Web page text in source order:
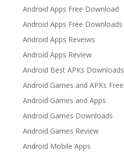
Android Apps Free Download
Android Apps Free Downloads
Android Apps Reveiws
Android Apps Review
Android Best APKs Downloads
Android Games and APKs Free
Android Games and Apps
Android Games Downloads
Android Games Review
Android Mobile Apps